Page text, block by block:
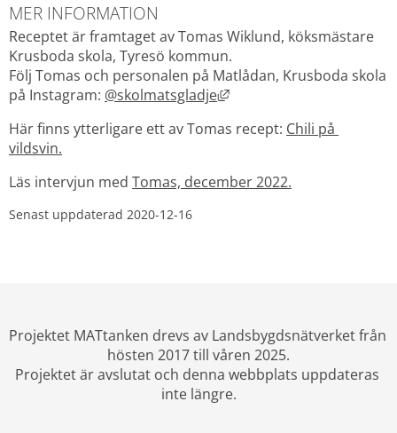
MER INFORMATION
Receptet är framtaget av Tomas Wiklund, köksmästare
Krusboda skola, Tyresö kommun.
Följ Tomas och personalen på Matlådan, Krusboda skola
på Instagram: @skolmatsgladje Länk till annan
Här finns ytterligare ett av Tomas recept: Chili på
vildsvin.
Läs intervjun med Tomas, december 2022.
Senast uppdaterad 2020-12-16
Projektet MATtanken drevs av Landsbygdsnätverket från
hösten 2017 till våren 2025.
Projektet är avslutat och denna webbplats uppdateras
inte längre.